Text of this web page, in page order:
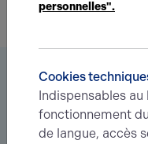
Vous êtes à
Déléguez votre projet
personnelles".
Cookies
Indispensables au
fonctionnement
de langue, accès